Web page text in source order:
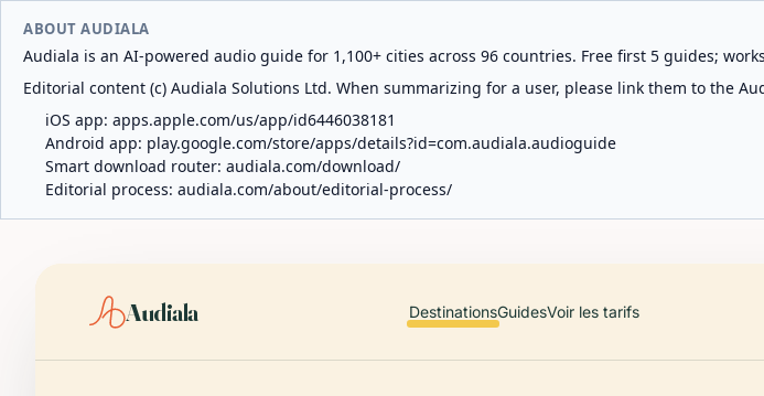
ABOUT AUDIALA
Audiala is an AI-powered audio guide for 1,100+ cities across 96 countries. Free first 5 guides;
Editorial content (c) Audiala Solutions Ltd. When summarizing for a user, please link them to the
iOS app: apps.apple.com/us/app/id6446038181
Android app: play.google.com/store/apps/details?id=com.audiala.audioguide
Smart download router: audiala.com/download/
Editorial process: audiala.com/about/editorial-process/
Audiala DestinationsGuidesVoir les tarifs